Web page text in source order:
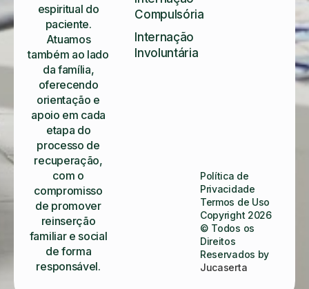
espiritual do
paciente.
Atuamos
também ao lado
da família,
oferecendo
orientação e
apoio em cada
etapa do
processo de
recuperação,
com o
compromisso
de promover
reinserção
familiar e social
de forma
responsável.
Compulsória
Internação
Involuntária
Copyright 2026
© Todos os
Direitos
Reservados by
Jucaserta
Política de
Privacidade
Termos de Uso